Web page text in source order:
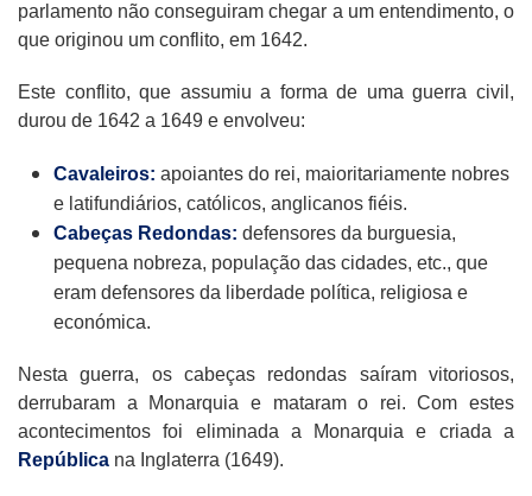
parlamento não conseguiram chegar a um entendimento, o
que originou um conflito, em 1642.
Este conflito, que assumiu a forma de uma guerra civil,
durou de 1642 a 1649 e envolveu:
Cavaleiros: apoiantes do rei, maioritariamente nobres
e latifundiários, católicos, anglicanos fiéis.
Cabeças Redondas: defensores da burguesia,
pequena nobreza, população das cidades, etc., que
eram defensores da liberdade política, religiosa e
económica.
Nesta guerra, os cabeças redondas saíram vitoriosos,
derrubaram a Monarquia e mataram o rei. Com estes
acontecimentos foi eliminada a Monarquia e criada a
República na Inglaterra (1649).